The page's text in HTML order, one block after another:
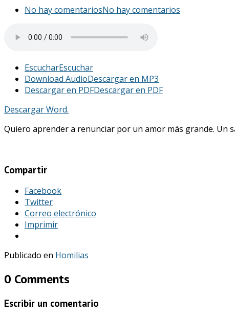
No hay comentariosNo hay comentarios
EscucharEscuchar
Download AudioDescargar en MP3
Descargar en PDFDescargar en PDF
Descargar Word.
Quiero aprender a renunciar por un amor más grande. Un
Compartir
Facebook
Twitter
Correo electrónico
Imprimir
Publicado en Homilias
0 Comments
Escribir un comentario